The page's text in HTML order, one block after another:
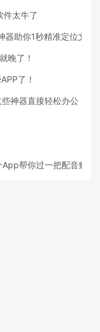
件太牛了
助你1秒精准定位文件
晚了！
了！
神器直接轻松办公
帮你过一把配音瘾